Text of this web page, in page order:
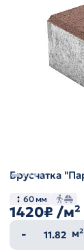
Брусчатка
60 мм
1420₽ /м²
товара
м²